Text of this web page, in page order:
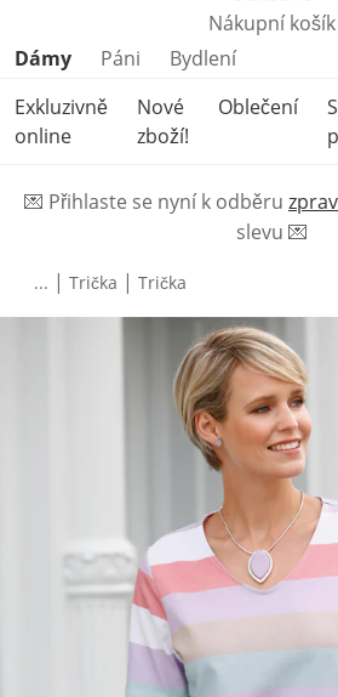
Nákupní košík
Přeskočit kategorie produktů
Dámy Páni
Bydlení
Exkluzivně
online
Nové
zboží!
Oblečení
💌 Přihlaste se nyní k odběru
slevu 💌
... | Trička | Trička